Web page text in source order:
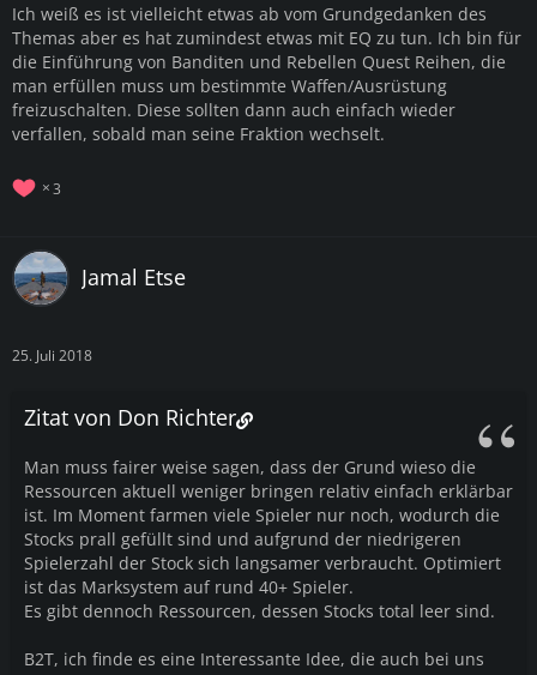
Ich weiß es ist vielleicht etwas ab vom Grundgedanken des
Themas aber es hat zumindest etwas mit EQ zu tun. Ich bin für
die Einführung von Banditen und Rebellen Quest Reihen, die
man erfüllen muss um bestimmte Waffen/Ausrüstung
freizuschalten. Diese sollten dann auch einfach wieder
verfallen, sobald man seine Fraktion wechselt.
3
Jamal Etse
25. Juli 2018
Zitat von Don Richter
Man muss fairer weise sagen, dass der Grund wieso die
Ressourcen aktuell weniger bringen relativ einfach erklärbar
ist. Im Moment farmen viele Spieler nur noch, wodurch die
Stocks prall gefüllt sind und aufgrund der niedrigeren
Spielerzahl der Stock sich langsamer verbraucht. Optimiert
ist das Marksystem auf rund 40+ Spieler.
Es gibt dennoch Ressourcen, dessen Stocks total leer sind.
B2T, ich finde es eine Interessante Idee, die auch bei uns